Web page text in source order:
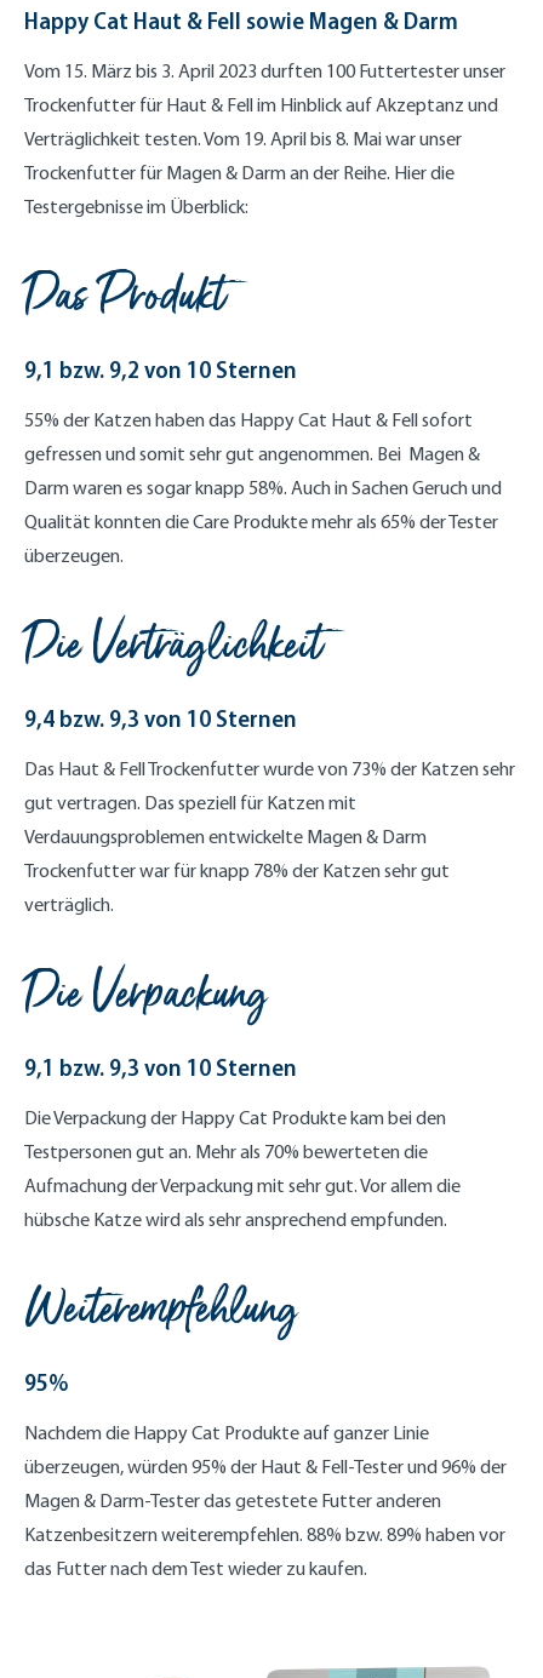
Happy Cat Haut & Fell sowie Magen & Darm
Vom 15. März bis 3. April 2023 durften 100 Futtertester unser
Trockenfutter für Haut & Fell im Hinblick auf Akzeptanz und
Verträglichkeit testen. Vom 19. April bis 8. Mai war unser
Trockenfutter für Magen & Darm an der Reihe. Hier die
Testergebnisse im Überblick:
Das Produkt
9,1 bzw. 9,2 von 10 Sternen
55% der Katzen haben das Happy Cat Haut & Fell sofort
gefressen und somit sehr gut angenommen. Bei Magen &
Darm waren es sogar knapp 58%. Auch in Sachen Geruch und
Qualität konnten die Care Produkte mehr als 65% der Tester
überzeugen.
Die Verträglichkeit
9,4 bzw. 9,3 von 10 Sternen
Das Haut & Fell Trockenfutter wurde von 73% der Katzen sehr
gut vertragen. Das speziell für Katzen mit
Verdauungsproblemen entwickelte Magen & Darm
Trockenfutter war für knapp 78% der Katzen sehr gut
verträglich.
Die Verpackung
9,1 bzw. 9,3 von 10 Sternen
Die Verpackung der Happy Cat Produkte kam bei den
Testpersonen gut an. Mehr als 70% bewerteten die
Aufmachung der Verpackung mit sehr gut. Vor allem die
hübsche Katze wird als sehr ansprechend empfunden.
Weiterempfehlung
95%
Nachdem die Happy Cat Produkte auf ganzer Linie
überzeugen, würden 95% der Haut & Fell-Tester und 96% der
Magen & Darm-Tester das getestete Futter anderen
Katzenbesitzern weiterempfehlen. 88% bzw. 89% haben vor
das Futter nach dem Test wieder zu kaufen.